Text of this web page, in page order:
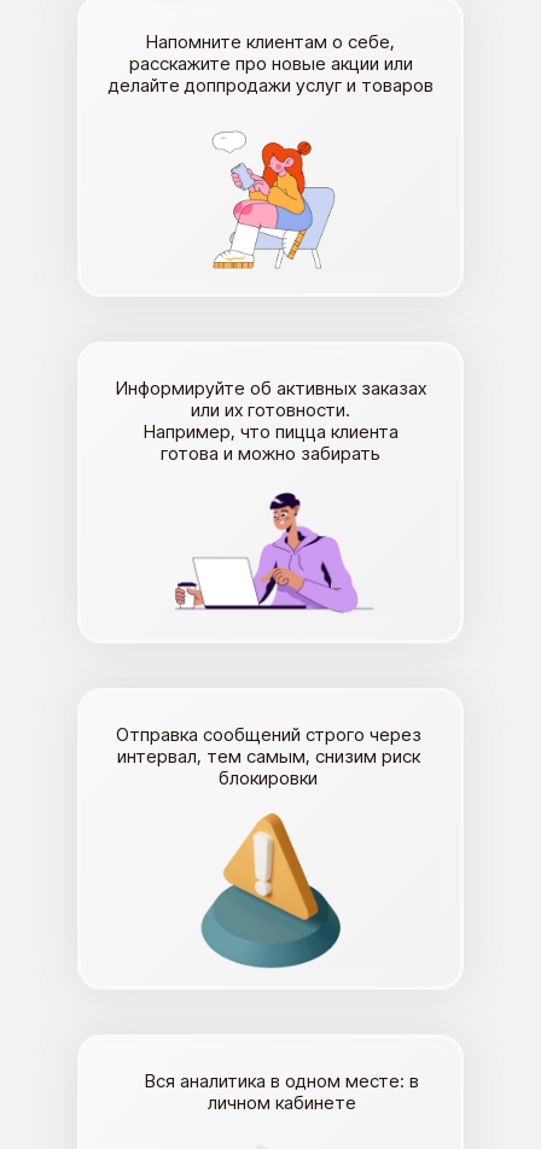
Напомните клиентам о себе,
расскажите про новые акции или
делайте доппродажи услуг и товаров
Информируйте об активных заказах
или их готовности.
Например, что пицца клиента
готова и можно забирать
Отправка сообщений строго через
интервал, тем самым, снизим риск
блокировки
Вся аналитика в одном месте: в
личном кабинете